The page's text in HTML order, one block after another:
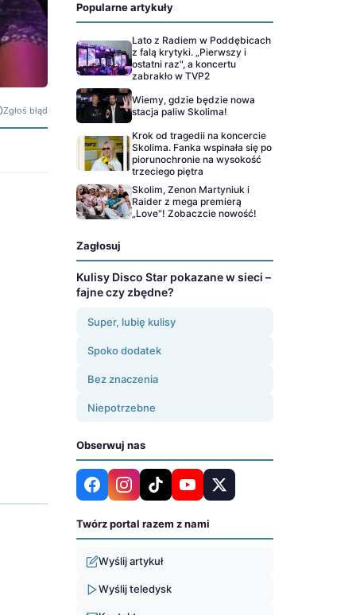
Zgłoś błąd
Popularne artykuły
Lato z Radiem w Poddębicach
z falą krytyki. „Pierwszy i
ostatni raz", a koncertu
zabrakło w TVP2
Wiemy, gdzie będzie nowa
stacja paliw Skolima!
Krok od tragedii na koncercie
Skolima. Fanka wspinała się po
piorunochronie na wysokość
trzeciego piętra
Skolim, Zenon Martyniuk i
Raider z mega premierą
„Love"! Zobaczcie nowość!
Zagłosuj
Kulisy Disco Star pokazane w sieci –
fajne czy zbędne?
Super, lubię kulisy
Spoko dodatek
Bez znaczenia
Niepotrzebne
Obserwuj nas
Twórz portal razem z nami
Wyślij artykuł
Wyślij teledysk